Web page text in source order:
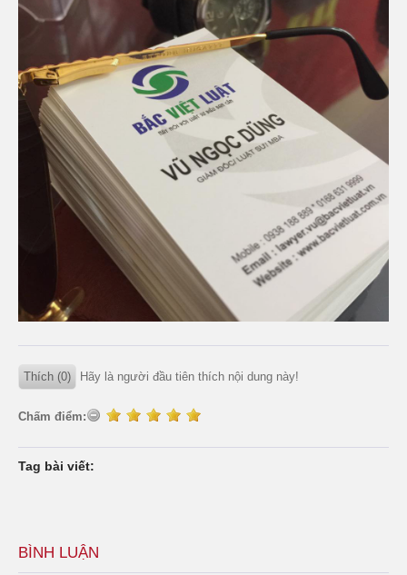
Thích (0) Hãy là người đầu tiên thích nội dung này!
Chấm điểm:
Tag bài viết:
BÌNH LUẬN